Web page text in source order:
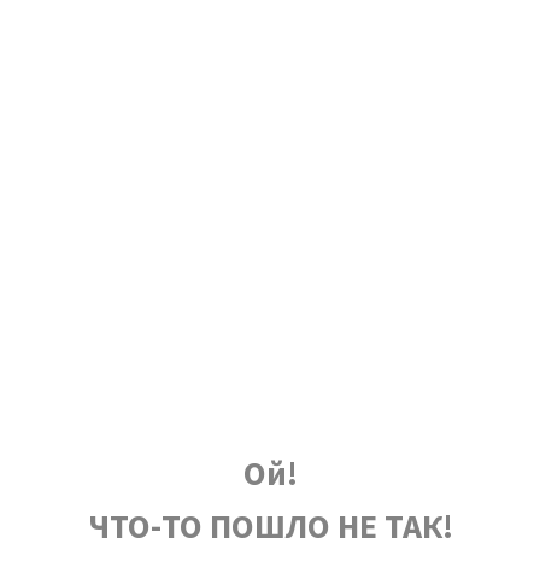
Ой!
ЧТО-ТО ПОШЛО НЕ ТАК!